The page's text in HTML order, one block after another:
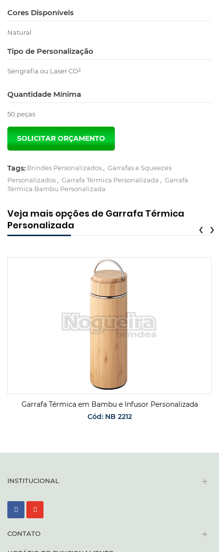
Cores Disponíveis
Natural.
Tipo de Personalização
Serigrafia ou Laser CO²
Quantidade Mínima
50 peças
Tags: Brindes Personalizados
Garrafas e Squeezes
Personalizados
Garrafa Térmica Personalizada
Garrafa
Térmica Bambu Personalizada
Veja mais opções de Garrafa Térmica
Personalizada
Garrafa Térmica em Bambu e Infusor Personalizada
Cód: NB 2212
‹ ›
INSTITUCIONAL +
CONTATO +